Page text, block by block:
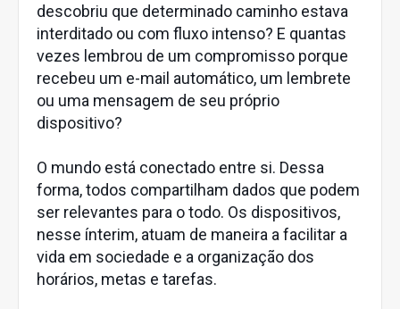
descobriu que determinado caminho estava
interditado ou com fluxo intenso? E quantas
vezes lembrou de um compromisso porque
recebeu um e-mail automático, um lembrete
ou uma mensagem de seu próprio
dispositivo?
O mundo está conectado entre si. Dessa
forma, todos compartilham dados que podem
ser relevantes para o todo. Os dispositivos,
nesse ínterim, atuam de maneira a facilitar a
vida em sociedade e a organização dos
horários, metas e tarefas.